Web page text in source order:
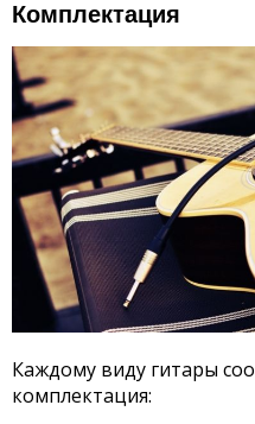
Комплектация
Каждому виду гитары
комплектация: